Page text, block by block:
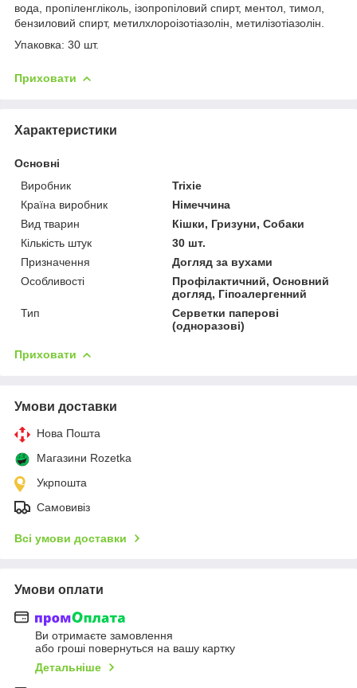
вода, пропіленгліколь, ізопропіловий спирт, ментол, тимол,
бензиловий спирт, метилхлороізотіазолін, метилізотіазолін.
Упаковка: 30 шт.
Приховати
Характеристики
Основні
Виробник
Trixie
Країна виробник
Німеччина
Вид тварин
Кішки, Гризуни, Собаки
Кількість штук
30 шт.
Призначення
Догляд за вухами
Особливості
Профілактичний, Основний
догляд, Гіпоалергенний
Тип
Серветки паперові
(одноразові)
Приховати
Умови доставки
Нова Пошта
Магазини Rozetka
Укрпошта
Самовивіз
Всі умови доставки
Умови оплати
Ви отримаєте замовлення
або гроші повернуться на вашу картку
Детальніше